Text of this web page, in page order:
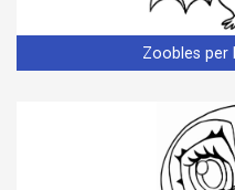
Zoobles per